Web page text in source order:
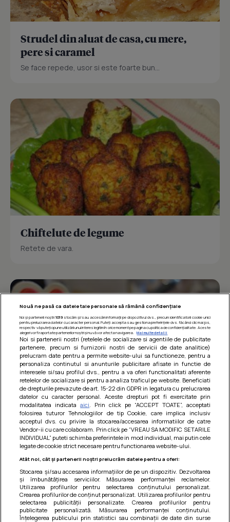
Strudel din aluat de casa, cu mere,
pere si caramel
Se face repede, usor si este foarte bun...
Chiftelute de legume
Retete de vara.
Barcute din vinete cu arpagic rosu
Un deliciu usor de preparat!
Nouă ne pasă ca datele tale personale să rămână confidențiale
Noi și partenerii noștri 1019stocăm și/sau accesăm informații pe dispozitivul dvs., precum identificatorii cookie unici
pentru prelucrarea datelor cu caracter personal. Puteți accepta sau gestiona preferințele dvs. făcând clic mai jos,
respectiv vă puteți opune utilizării unui interes legitim în orice moment pe pagina cu politica de confidențialitate. Aceste
alegeri vor fi raportate partenerilor noștri și nu vă vor afecta navigarea.
Mai multe detalii
Noi si partenerii nostri (retelele de socializare si agentiile de publicitate
partenere, precum si furnizorii nostri de servicii de date analitice)
prelucram date pentru a permite website-ului sa functioneze, pentru a
personaliza continutul si anunturile publicitare afisate in functie de
interesele si/sau profilul dvs., pentru a va oferi functionalitati aferente
retelelor de socializare si pentru a analiza traficul pe website. Beneficiati
de drepturile prevazute de art. 15-22 din GDPR in legatura cu prelucrarea
datelor cu caracter personal. Aceste drepturi pot fi exercitate prin
modalitatea indicataaici . Prin click pe “ACCEPT TOATE”, acceptati
folosirea tuturor Tehnologiilor de tip Cookie, care implica inclusiv
acceptul dvs. cu privire la stocarea/accesarea informatiilor de catre
Vendor-ii cu care colaboram. Prin click pe “VREAU SA MODIFIC SETARILE
INDIVIDUAL” puteti schimba preferintele in mod individual, mai putin cele
legate de cookie strict necesare pentru functionarea website-ului.
Atât noi, cât și partenerii noștri prelucrăm datele pentru a oferi:
Stocarea și/sau accesarea informațiilor de pe un dispozitiv. Dezvoltarea
și îmbunătățirea serviciilor. Măsurarea performanței reclamelor.
Utilizarea profilurilor pentru selectarea conținutului personalizat.
Crearea profilurilor de conținut personalizat. Utilizarea profilurilor pentru
selectarea publicității personalizate. Crearea profilurilor pentru
publicitate personalizată. Măsurarea performanței conținutului.
Înțelegerea publicului prin statistici sau combinații de date din surse